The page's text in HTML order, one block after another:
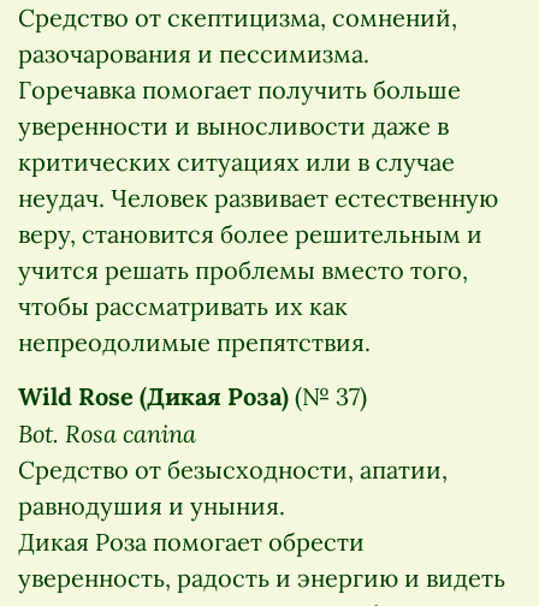
Средство от скептицизма, сомнений,
разочарования и пессимизма.
Горечавка помогает получить больше
уверенности и выносливости даже в
критических ситуациях или в случае
неудач. Человек развивает естественную
веру, становится более решительным и
учится решать проблемы вместо того,
чтобы рассматривать их как
непреодолимые препятствия.
Wild Rose (Дикая Роза) (№ 37)
Bot. Rosa canina
Средство от безысходности, апатии,
равнодушия и уныния.
Дикая Роза помогает обрести
уверенность, радость и энергию и видеть